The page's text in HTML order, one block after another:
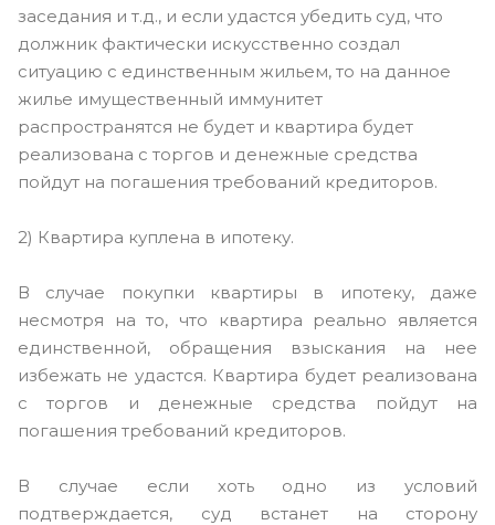
заседания и т.д., и если удастся убедить суд, что
должник фактически искусственно создал
ситуацию с единственным жильем, то на данное
жилье имущественный иммунитет
распространятся не будет и квартира будет
реализована с торгов и денежные средства
пойдут на погашения требований кредиторов.
2) Квартира куплена в ипотеку.
В случае покупки квартиры в ипотеку, даже
несмотря на то, что квартира реально является
единственной, обращения взыскания на нее
избежать не удастся. Квартира будет реализована
с торгов и денежные средства пойдут на
погашения требований кредиторов.
В случае если хоть одно из условий
подтверждается, суд встанет на сторону